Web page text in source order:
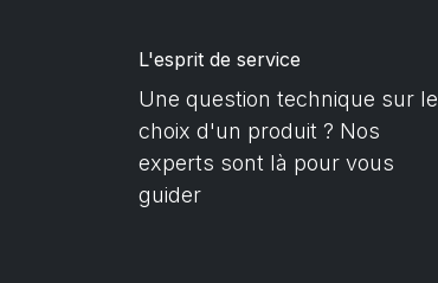
L'esprit de service
Une question technique sur le
choix d'un produit ? Nos
experts sont là pour vous
guider